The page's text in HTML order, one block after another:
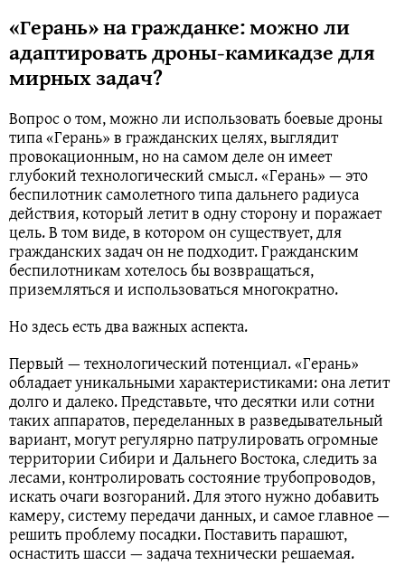
«Герань» на гражданке: можно ли
адаптировать дроны-камикадзе для
мирных задач?
Вопрос о том, можно ли использовать боевые дроны
типа «Герань» в гражданских целях, выглядит
провокационным, но на самом деле он имеет
глубокий технологический смысл. «Герань» — это
беспилотник самолетного типа дальнего радиуса
действия, который летит в одну сторону и поражает
цель. В том виде, в котором он существует, для
гражданских задач он не подходит. Гражданским
беспилотникам хотелось бы возвращаться,
приземляться и использоваться многократно.
Но здесь есть два важных аспекта.
Первый — технологический потенциал. «Герань»
обладает уникальными характеристиками: она летит
долго и далеко. Представьте, что десятки или сотни
таких аппаратов, переделанных в разведывательный
вариант, могут регулярно патрулировать огромные
территории Сибири и Дальнего Востока, следить за
лесами, контролировать состояние трубопроводов,
искать очаги возгораний. Для этого нужно добавить
камеру, систему передачи данных, и самое главное —
решить проблему посадки. Поставить парашют,
оснастить шасси — задача технически решаемая.